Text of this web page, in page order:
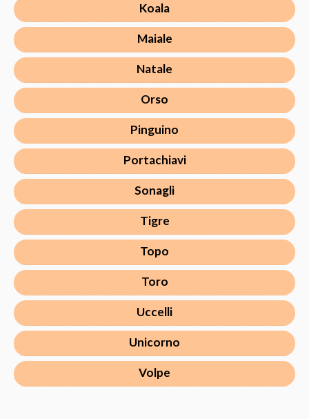
Koala
Maiale
Natale
Orso
Pinguino
Portachiavi
Sonagli
Tigre
Topo
Toro
Uccelli
Unicorno
Volpe